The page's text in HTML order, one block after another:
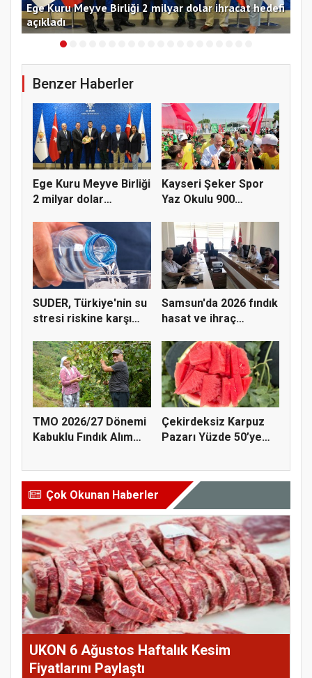
Ege Kuru Meyve Birliği 2 milyar dolar ihracat hedefi
açıkladı
Benzer Haberler
Ege Kuru Meyve Birliği
2 milyar dolar
Kayseri Şeker Spor
Yaz Okulu 900
SUDER, Türkiye'nin su
stresi riskine karşı
Samsun'da 2026 fındık
hasat ve ihraç
TMO 2026/27 Dönemi
Kabuklu Fındık Alım
Çekirdeksiz Karpuz
Pazarı Yüzde 50’ye
Çok Okunan Haberler
UKON 6 Ağustos Haftalık Kesim
Fiyatlarını Paylaştı